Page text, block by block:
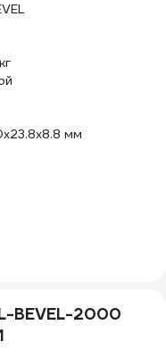
мм
BEVEL-2000